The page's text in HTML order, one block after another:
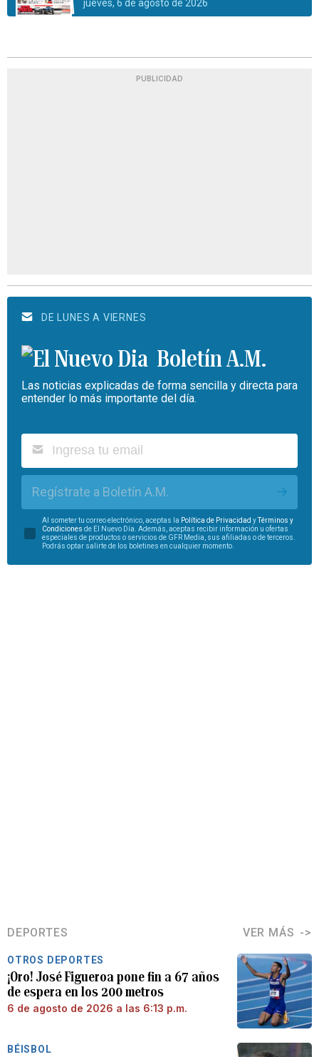
jueves, 6 de agosto de 2026
PUBLICIDAD
DE LUNES A VIERNES
Boletín A.M.
Las noticias explicadas de forma sencilla y directa para
entender lo más importante del día.
Regístrate a Boletín A.M.
Al someter tu correo electrónico, aceptas la Política de Privacidad yTérminos y
Condiciones de El Nuevo Día. Además, aceptas recibir información u ofertas
especiales de productos o servicios de GFR Media, sus afiliadas o de terceros.
Podrás optar salirte de los boletines en cualquier momento.
DEPORTES VER MÁS
OTROS DEPORTES
¡Oro! José Figueroa pone fin a 67 años
de espera en los 200 metros
6 de agosto de 2026 a las 6:13 p.m.
BÉISBOL